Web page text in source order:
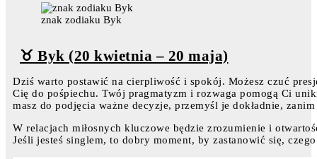
znak zodiaku Byk
♉ Byk (20 kwietnia – 20 maja)
Dziś warto postawić na cierpliwość i spokój. Możesz czuć
Cię do pośpiechu. Twój pragmatyzm i rozwaga pomogą Ci
masz do podjęcia ważne decyzje, przemyśl je dokładnie,
W relacjach miłosnych kluczowe będzie zrozumienie i
Jeśli jesteś singlem, to dobry moment, by zastanowić się,